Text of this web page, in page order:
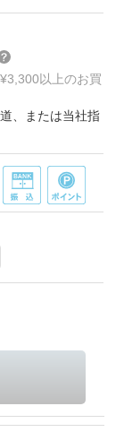
以上のお買
、または当社指